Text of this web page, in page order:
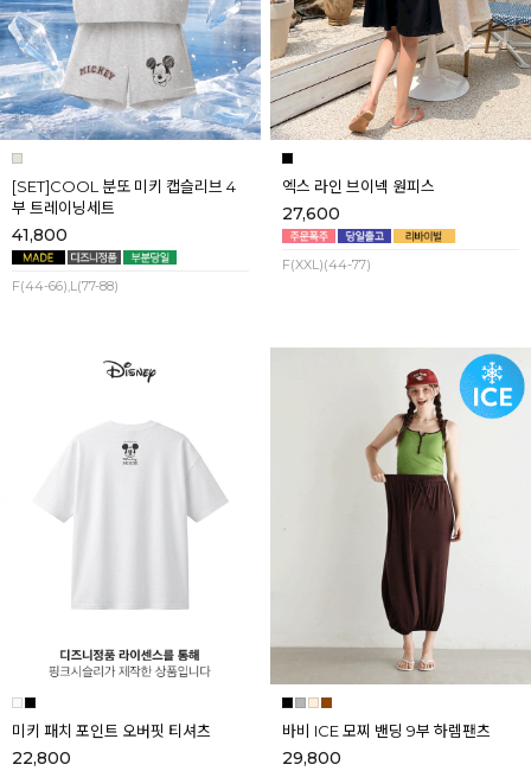
[SET]COOL 분또 미키 캡슬리브 4
부 트레이닝세트
41,800
F(44-66),L(77-88)
엑스 라인 브이넥 원피스
27,600
F(XXL)(44-77)
미키 패치 포인트 오버핏 티셔츠
22,800
바비 ICE 모찌 밴딩 9부 하렘팬츠
29,800